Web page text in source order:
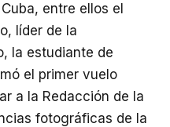
entre ellos el
líder de la
la estudiante de
el primer vuelo
a la Redacción de la
fotográficas de la